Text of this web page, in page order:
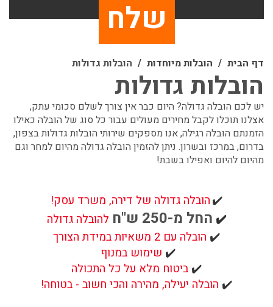
דף הבית הובלות מיוחדות הובלות גדולות
הובלות גדולות
יש לכם הובלה גדולה? היום כבר אין צורך לשלם סכומי עתק,
אצלנו תוכלו לקבל מחירים מעולים עבור כל סוג של הובלה כאילו
הזמנתם הובלה רגילה, אנו מספקים שירותי הובלות גדולות בצפון,
בדרום, במרכז ובשרון. ניתן להזמין הובלה גדולה מהיום למחר וגם
מהיום להיום ואפילו בשבת!
✔️הובלה גדולה של דירה, משרד עסק!
✔️ החל מ-250 ש"ח
להובלה גדולה
✔️ הובלה עם 2 משאיות במידת הצורך
✔️ שימוש במנוף
✔️ ביטוח מלא על כל התכולה
✔️ הובלה יעילה, מהירה והכי חשוב - בטוחה!